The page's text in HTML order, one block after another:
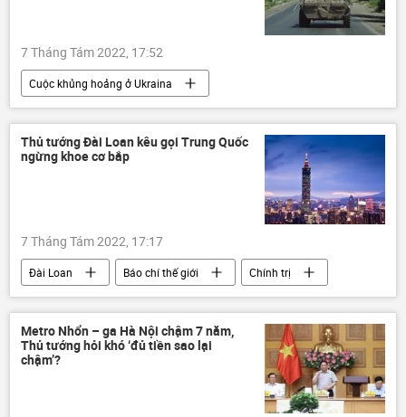
7 Tháng Tám 2022, 17:52
Cuộc khủng hoảng ở Ukraina
Bộ Quốc phòng Nga
Igor Konashenkov
Nga
Ukraina
Quân sự
quân đội
Thủ tướng Đài Loan kêu gọi Trung Quốc
ngừng khoe cơ bắp
7 Tháng Tám 2022, 17:17
Đài Loan Báo chí thế giới
Chính trị
Trung Quốc
cuộc tập trận
Metro Nhổn – ga Hà Nội chậm 7 năm,
Thủ tướng hỏi khó ‘đủ tiền sao lại
chậm’?